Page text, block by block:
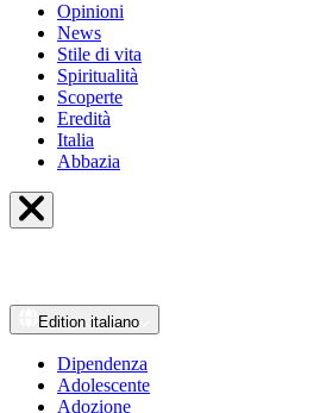
Opinioni
News
Stile di vita
Spiritualità
Scoperte
Eredità
Italia
Abbazia
Edition italiano
Dipendenza
Adolescente
Adozione